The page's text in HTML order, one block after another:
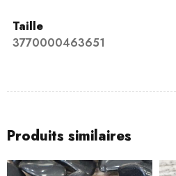
Taille
3770000463651
Produits similaires